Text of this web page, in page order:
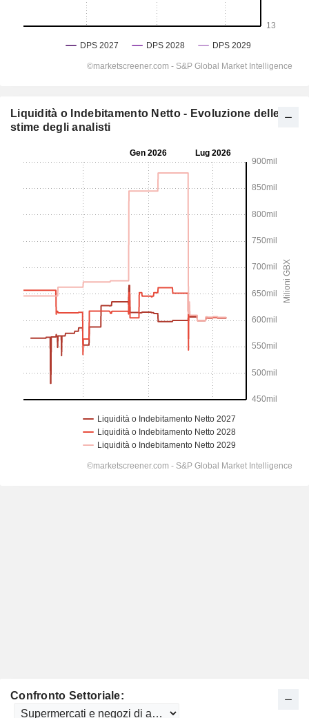
Liquidità o Indebitamento Netto - Evoluzione delle
stime degli analisti
Confronto Settoriale: